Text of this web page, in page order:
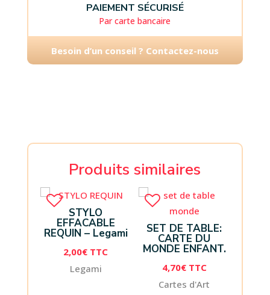
PAIEMENT SÉCURISÉ
Par carte bancaire
Besoin d’un conseil ? Contactez-nous
Produits similaires
STYLO
EFFACABLE
REQUIN – Legami
2,00€ TTC
Legami
SET DE TABLE:
CARTE DU
MONDE ENFANT.
4,70€ TTC
Cartes d'Art